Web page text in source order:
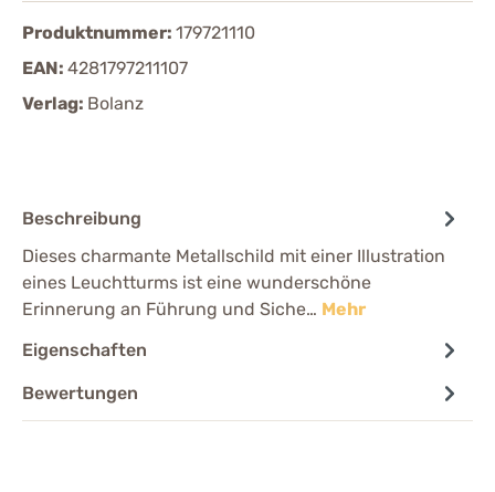
Produktnummer: 179721110
EAN: 4281797211107
Verlag: Bolanz
Beschreibung
Dieses charmante Metallschild mit einer Illustration
eines Leuchtturms ist eine wunderschöne
Erinnerung an Führung und Siche… Mehr
Eigenschaften
Bewertungen